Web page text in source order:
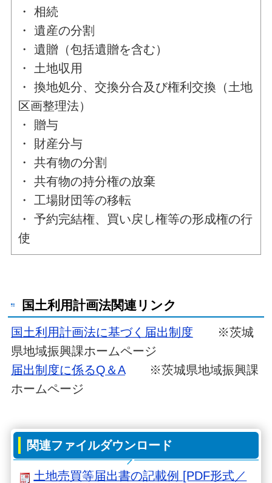
・ 相続
・ 遺産の分割
・ 遺贈（包括遺贈を含む）
・ 土地収用
・ 換地処分、交換分合及び権利交換（土地
区画整理法）
・ 贈与
・ 財産分与
・ 共有物の分割
・ 共有物の持分権の放棄
・ 工場財団等の移転
・ 予約完結権、買い戻し権等の形成権の行
使
国土利用計画法関連リンク
国土利用計画法に基づく届出制度 ※茨城
県地域振興課ホームページ
届出制度に係るQ＆A※茨城県地域振興課
ホームページ
関連ファイルダウンロード
土地売買等届出書の記載例 [PDF形式／